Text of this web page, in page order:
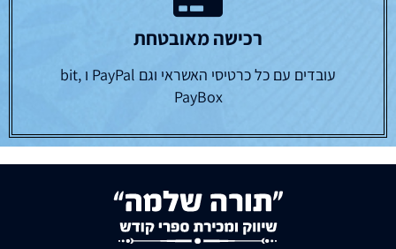
רכישה מאובטחת
עובדים עם כל כרטיסי האשראי וגם PayPal ו bit,
PayBox